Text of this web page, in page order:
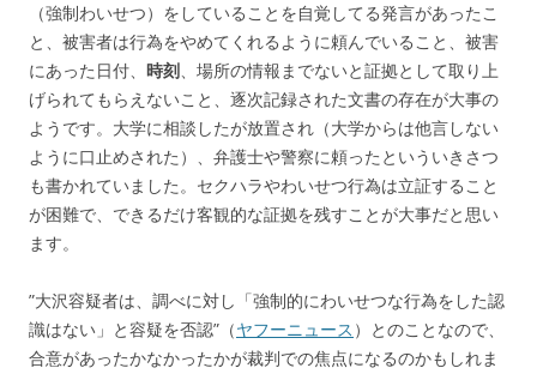
（強制わいせつ）をしていることを自覚してる発言があったこ
と、被害者は行為をやめてくれるように頼んでいること、被害
にあった日付、 時刻、場所の情報までないと証拠として取り上
げられてもらえないこと、逐次記録された文書の存在が大事の
ようです。大学に相談したが放置され（大学からは他言しない
ように口止めされた）、弁護士や警察に頼ったといういきさつ
も書かれていました。セクハラやわいせつ行為は立証すること
が困難で、できるだけ客観的な証拠を残すことが大事だと思い
ます。
”大沢容疑者は、調べに対し「強制的にわいせつな行為をした認
識はない」と容疑を否認”（ヤフーニュース ）とのことなので、
合意があったかなかったかが裁判での焦点になるのかもしれま